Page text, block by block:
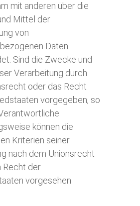
mit anderen über die
Mittel der
von
Daten
Sind die Zwecke und
Verarbeitung durch
oder das Recht
vorgegeben, so
können die
Kriterien seiner
nach dem Unionsrecht
Recht der
vorgesehen